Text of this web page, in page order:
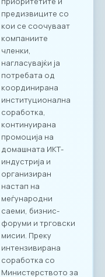
Целосната агенда
за настанот е
достапна на
следниот линк:
Превземи PDF
Агенда
Регистрација и
Matchmaking
Учеството на
„Digital Bridge &
Business ICT Forum
2026“ нуди
стратешка можност
за македонските
компании да
остварат директен
контакт со повеќе
од 20 реномирани
грчки ИКТ компании
кои доаѓаат во
Скопје со цел
воспоставување